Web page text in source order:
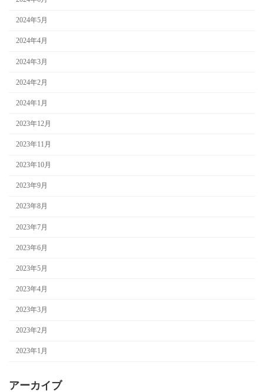
2024年5月
2024年4月
2024年3月
2024年2月
2024年1月
2023年12月
2023年11月
2023年10月
2023年9月
2023年8月
2023年7月
2023年6月
2023年5月
2023年4月
2023年3月
2023年2月
2023年1月
アーカイブ